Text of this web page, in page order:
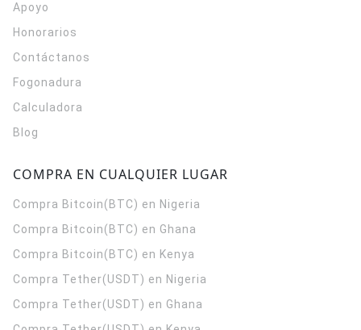
Apoyo
Honorarios
Contáctanos
Fogonadura
Calculadora
Blog
COMPRA EN CUALQUIER LUGAR
Compra Bitcoin(BTC) en Nigeria
Compra Bitcoin(BTC) en Ghana
Compra Bitcoin(BTC) en Kenya
Compra Tether(USDT) en Nigeria
Compra Tether(USDT) en Ghana